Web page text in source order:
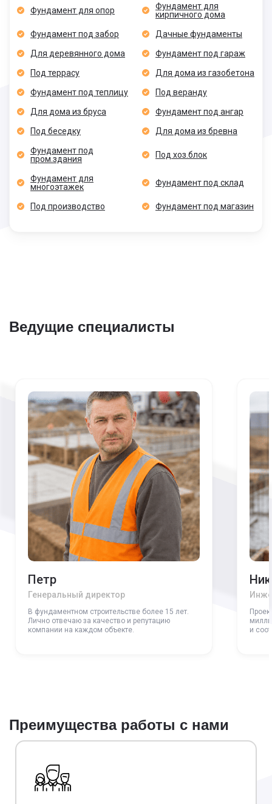
Фундамент для опор
Фундамент для
кирпичного дома
Фундамент под забор
Дачные фундаменты
Для деревянного дома
Фундамент под гараж
Под террасу
Для дома из газобетона
Фундамент под теплицу
Под веранду
Для дома из бруса
Фундамент под ангар
Под беседку
Для дома из бревна
Фундамент под
пром.здания
Под хоз.блок
Фундамент для
многоэтажек
Фундамент под склад
Под производство Фундамент под магазин
Ведущие специалисты
Петр
Генеральный директор
В фундаментном строительстве более 15 лет.
Лично отвечаю за качество и репутацию
компании на каждом объекте.
и
Преимущества работы с нами